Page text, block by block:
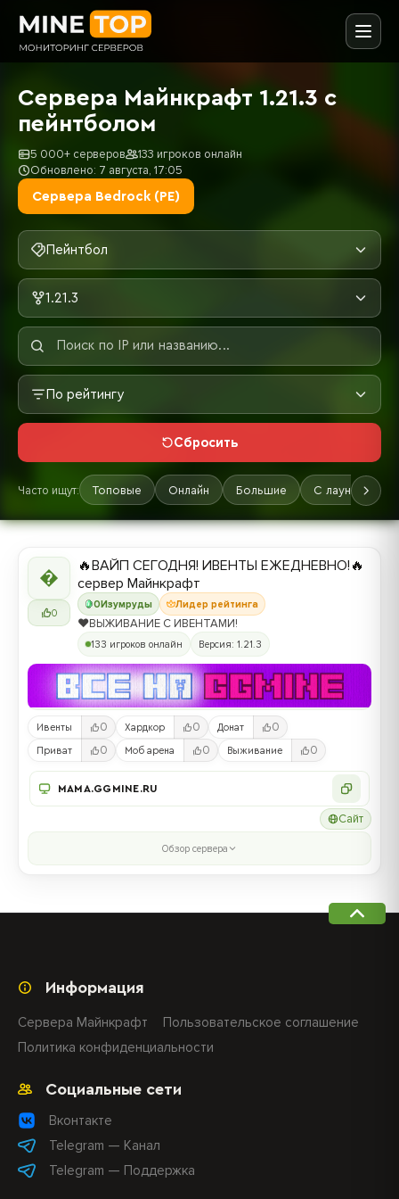
Сервера Майнкрафт 1.21.3 с
пейнтболом
5 000+ серверов
133 игроков онлайн
Обновлено: 7 августа, 17:05
Сервера Bedrock (PE)
Пейнтбол
1.21.3
По рейтингу
Сбросить
Часто ищут: Топовые Онлайн Большие С лаунчером

0
0Изумруды Лидер рейтинга
🔥ВАЙП СЕГОДНЯ! ИВЕНТЫ ЕЖЕДНЕВНО!🔥
сервер Майнкрафт
❤️ВЫЖИВАНИЕ С ИВЕНТАМИ!
133 игроков онлайн Версия: 1.21.3
Ивенты 0 Хардкор 0 Донат 0
Приват 0 Моб арена 0 Выживание 0
MAMA.GGMINE.RU
Сайт
Обзор сервера
Социальные сети
Вконтакте
Telegram — Канал
Telegram — Поддержка
Информация
Сервера Майнкрафт
Пользовательское соглашение
Политика конфиденциальности